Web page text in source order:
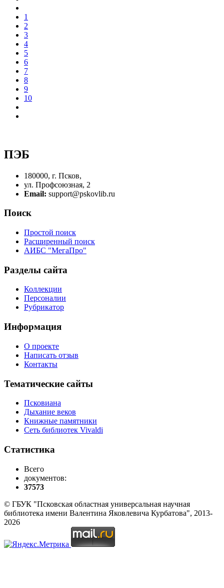
1
2
3
4
5
6
7
8
9
10
ПЭБ
180000, г. Псков,
ул. Профсоюзная, 2
Email: support@pskovlib.ru
Поиск
Простой поиск
Расширенный поиск
АИБС "МегаПро"
Разделы сайта
Коллекции
Персоналии
Рубрикатор
Информация
О проекте
Написать отзыв
Контакты
Тематические сайты
Псковиана
Дыхание веков
Книжные памятники
Сеть библиотек Vivaldi
Статистика
Всего
документов:
37573
© ГБУК "Псковская областная универсальная научная
библиотека имени Валентина Яковлевича Курбатова", 2013-
2026